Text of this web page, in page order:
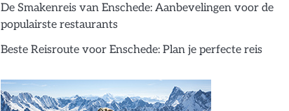
De Smakenreis van Enschede: Aanbevelingen voor de
populairste restaurants
Beste Reisroute voor Enschede: Plan je perfecte reis